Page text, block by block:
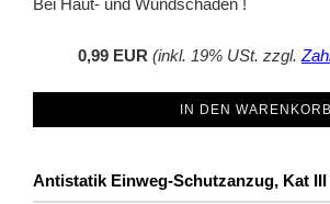
Bei Haut- und Wundschäden !
0,99 EUR (inkl. 19% USt. zzgl.
IN DEN WARENKORB
Antistatik Einweg-Schutzanzug, Kat III